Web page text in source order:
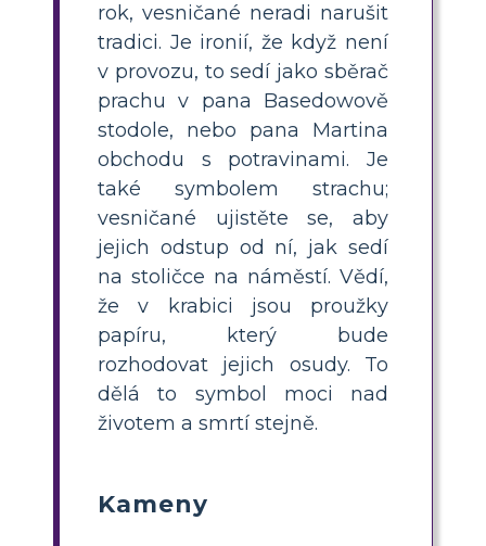
rok, vesničané neradi narušit
tradici. Je ironií, že když není
v provozu, to sedí jako sběrač
prachu v pana Basedowově
stodole, nebo pana Martina
obchodu s potravinami. Je
také symbolem strachu;
vesničané ujistěte se, aby
jejich odstup od ní, jak sedí
na stoličce na náměstí. Vědí,
že v krabici jsou proužky
papíru, který bude
rozhodovat jejich osudy. To
dělá to symbol moci nad
životem a smrtí stejně.
Kameny